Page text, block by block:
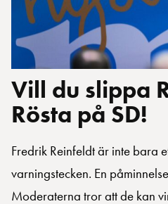
Vill du slippa
Rösta på SD!
Fredrik Reinfeldt är inte bara
varningstecken. En
Moderaterna tror att de kan